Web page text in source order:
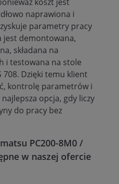
naprawiona i
parametry pracy
jest demontowana,
składana na
i testowana na stole
708. Dzięki temu klient
kontrolę parametrów i
opcja, gdy liczy
do pracy bez
PC200-8M0 /
w naszej ofercie